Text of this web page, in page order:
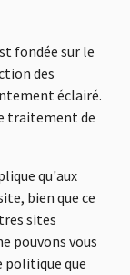
fondée sur le
des
éclairé.
traitement de
qu'aux
bien que ce
sites
pouvons vous
politique que